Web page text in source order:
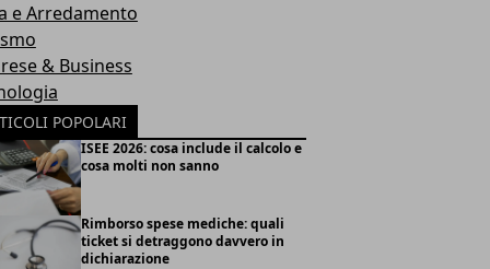
e Arredamento
& Business
POPOLARI
ISEE 2026: cosa include il calcolo e
cosa molti non sanno
Rimborso spese mediche: quali
ticket si detraggono davvero in
dichiarazione